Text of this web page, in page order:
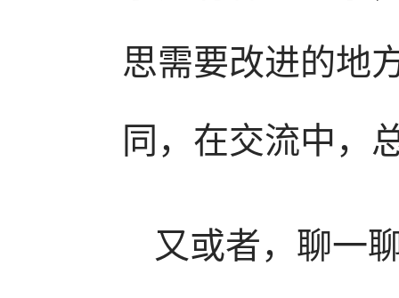
思需要改进的地
同，在交流中，
又或者，聊一